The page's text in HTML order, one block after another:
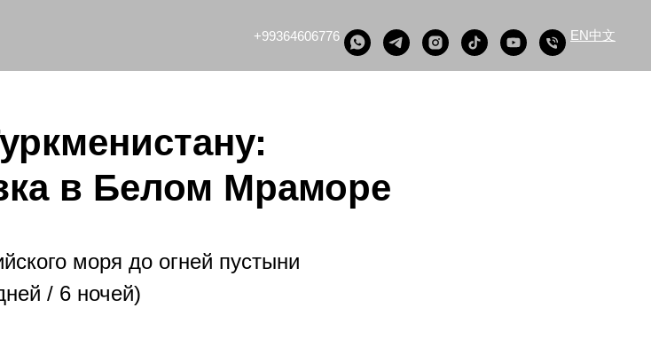
+99364606776 EN中文
в Белом Мраморе
моря до огней пустыни
/ 6 ночей)